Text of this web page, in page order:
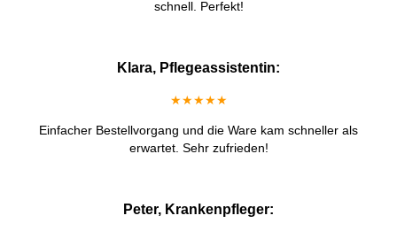
schnell. Perfekt!
Klara, Pflegeassistentin:
★★★★★
Einfacher Bestellvorgang und die Ware kam schneller als
erwartet. Sehr zufrieden!
Peter, Krankenpfleger: